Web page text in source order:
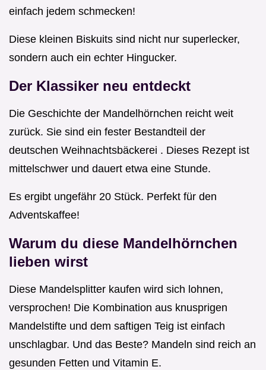
einfach jedem schmecken!
Diese kleinen Biskuits sind nicht nur superlecker,
sondern auch ein echter Hingucker.
Der Klassiker neu entdeckt
Die Geschichte der Mandelhörnchen reicht weit
zurück. Sie sind ein fester Bestandteil der
deutschen Weihnachtsbäckerei . Dieses Rezept ist
mittelschwer und dauert etwa eine Stunde.
Es ergibt ungefähr 20 Stück. Perfekt für den
Adventskaffee!
Warum du diese Mandelhörnchen
lieben wirst
Diese Mandelsplitter kaufen wird sich lohnen,
versprochen! Die Kombination aus knusprigen
Mandelstifte und dem saftigen Teig ist einfach
unschlagbar. Und das Beste? Mandeln sind reich an
gesunden Fetten und Vitamin E.